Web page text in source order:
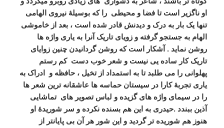
او ناگزیر است تا فضا و محیطی را که بوسیلۀ نیروی الهامی
تنها یک بار به درک و دیدنش قادر شده است ، بعد از خاموشی
الهام به جستجو گرفته و زویای تاریک آنرا به یاری واژه ها
روشن نماید . آشکار است که روشن گردانیدن چنین زوایای
تاریک کار ساده یی نیست و شعر خوب دست کم رستم
پهلوانی را می طلبد تا به استمداد از تخیل ، حافظه و ادراک به
یاری تجربۀ کارا در سیستان حماسه ها عاشقانه ترین شعر ها
را در سیمای واژه های گزیده و لباس تصویر های تماشایی
آذین ببندد .حیدری به این هم بسنده نکرده و سر شوریدۀ او
هنوز هم شوریده تر گردید و این شور هر آن بی پایانتر از